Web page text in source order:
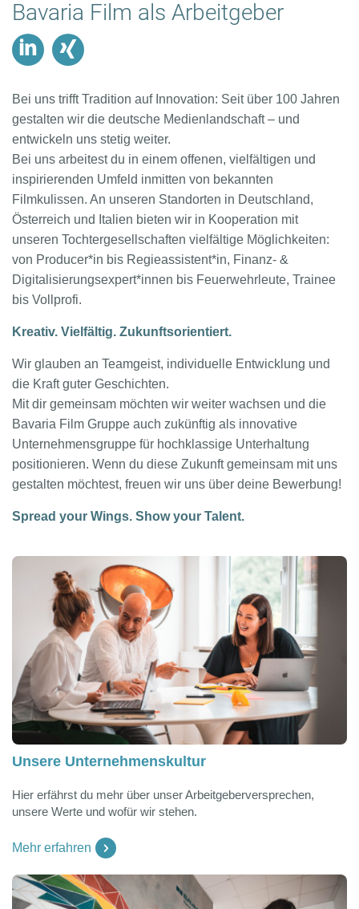
Bavaria Film als Arbeitgeber
Bei uns trifft Tradition auf Innovation: Seit über 100 Jahren
gestalten wir die deutsche Medienlandschaft – und
entwickeln uns stetig weiter.
Bei uns arbeitest du in einem offenen, vielfältigen und
inspirierenden Umfeld inmitten von bekannten
Filmkulissen. An unseren Standorten in Deutschland,
Österreich und Italien bieten wir in Kooperation mit
unseren Tochtergesellschaften vielfältige Möglichkeiten:
von Producer*in bis Regieassistent*in, Finanz- &
Digitalisierungsexpert*innen bis Feuerwehrleute, Trainee
bis Vollprofi.
Kreativ. Vielfältig. Zukunftsorientiert.
Wir glauben an Teamgeist, individuelle Entwicklung und
die Kraft guter Geschichten.
Mit dir gemeinsam möchten wir weiter wachsen und die
Bavaria Film Gruppe auch zukünftig als innovative
Unternehmensgruppe für hochklassige Unterhaltung
positionieren. Wenn du diese Zukunft gemeinsam mit uns
gestalten möchtest, freuen wir uns über deine Bewerbung!
Spread your Wings. Show your Talent.
Unsere Unternehmenskultur
Hier erfährst du mehr über unser Arbeitgeberversprechen,
unsere Werte und wofür wir stehen.
Mehr erfahren